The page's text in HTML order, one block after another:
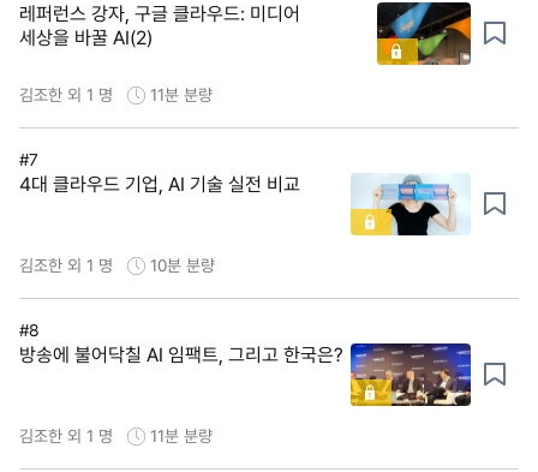
레퍼런스 강자, 구글 클라우드: 미디어
세상을 바꿀 AI(2)
김조한 외 1 명 11분 분량
#7
4대 클라우드 기업, AI 기술 실전 비교
김조한 외 1 명 10분 분량
#8
방송에 불어닥칠 AI 임팩트, 그리고 한국은?
김조한 외 1 명 11분 분량